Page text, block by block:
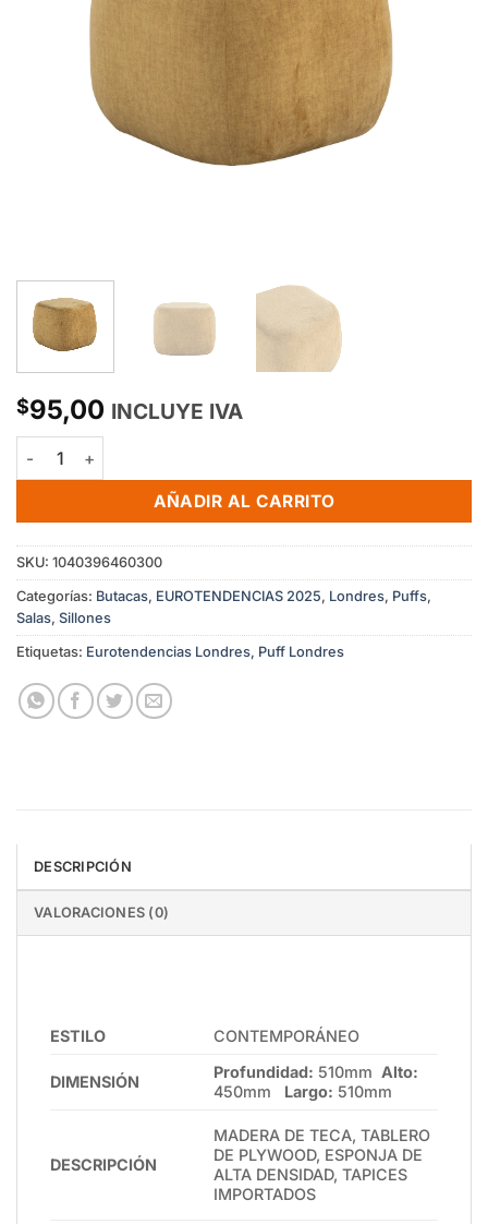
$95,00 INCLUYE IVA
Puff Londres cantidad
AÑADIR AL CARRITO
SKU: 1040396460300
Categorías: Butacas, EUROTENDENCIAS 2025, Londres, Puffs,
Salas, Sillones
Etiquetas: Eurotendencias Londres, Puff Londres
DESCRIPCIÓN
VALORACIONES (0)
ESTILO CONTEMPORÁNEO
DIMENSIÓN
Profundidad: 510mm Alto:
450mm Largo: 510mm
DESCRIPCIÓN
MADERA DE TECA, TABLERO
DE PLYWOOD, ESPONJA DE
ALTA DENSIDAD, TAPICES
IMPORTADOS